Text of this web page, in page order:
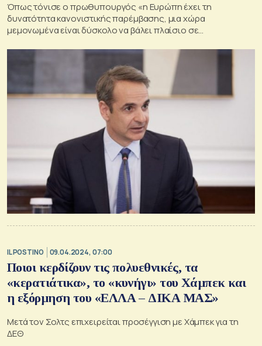
Όπως τόνισε ο πρωθυπουργός «η Ευρώπη έχει τη
δυνατότητα κανονιστικής παρέμβασης, μια χώρα
μεμονωμένα είναι δύσκολο να βάλει πλαίσιο σε
IL POSTINO 09.04.2024, 07:00
Ποιοι κερδίζουν τις πολυεθνικές, τα
«κερατιάτικα», το «κυνήγι» του Χάμπεκ και
η εξόρμηση του «ΕΛΛΑ – ΔΙΚΑ ΜΑΣ»
Μετά τον Σολτς επιχειρείται προσέγγιση με Χάμπεκ για τη
ΔΕΘ